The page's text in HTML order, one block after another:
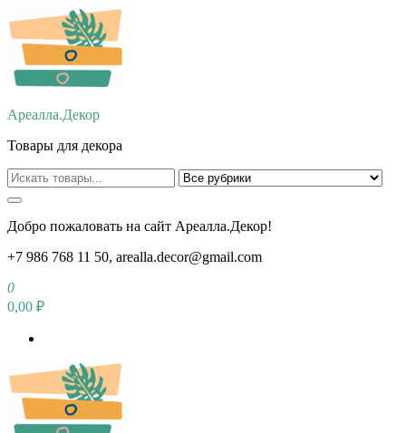
Перейти
к
содержимому
Ареалла.Декор
Товары для декора
Добро пожаловать на сайт Ареалла.Декор!
+7 986 768 11 50, arealla.decor@gmail.com
0
0,00 ₽